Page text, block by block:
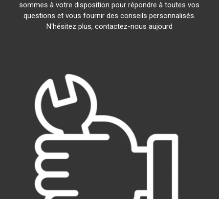
sommes à votre disposition pour répondre à toutes vos
questions et vous fournir des conseils personnalisés.
N'hésitez plus, contactez-nous aujourd